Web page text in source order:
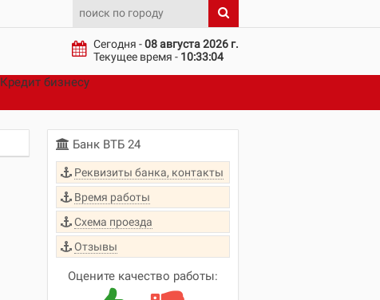
Сегодня -08 августа 2026 г.
Текущее время - 10:33:04
Кредит бизнесу
Банк ВТБ 24
Реквизиты банка, контакты
Время работы
Схема проезда
Отзывы
Оцените качество работы: